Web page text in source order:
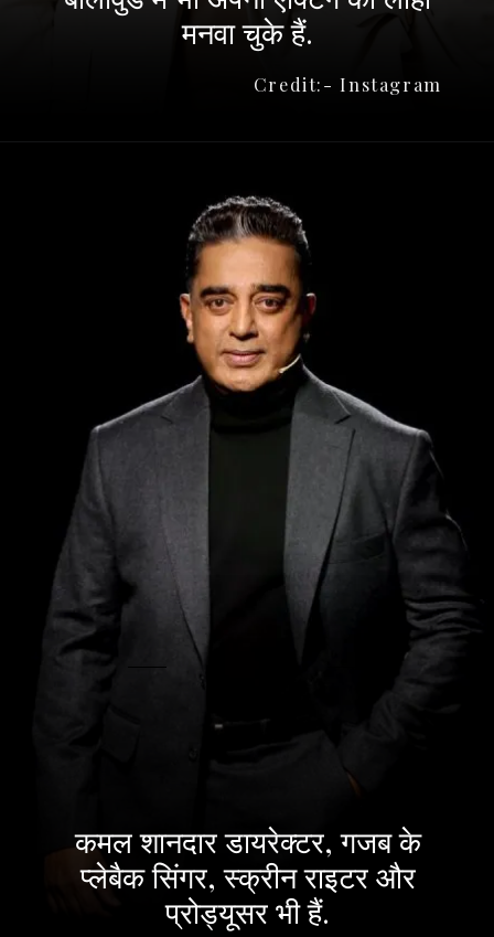
Credit:- Instagram
मनवा चुके हैं.
कमल शानदार डायरेक्टर, गजब के
प्लेबैक सिंगर, स्क्रीन राइटर और
प्रोड्यूसर भी हैं.